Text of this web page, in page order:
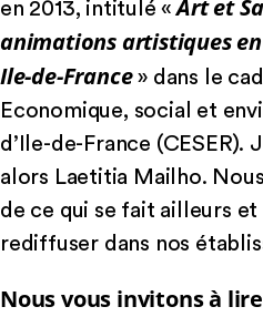
en 2013, intitulé «Art et
animations artistiques
Ile-de-France» dans le
Economique, social et
d’Ile-de-France (CESER).
alors Laetitia Mailho.
de ce qui se fait ailleurs
rediffuser dans nos
Nous vous invitons à